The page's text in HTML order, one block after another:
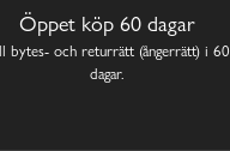
Öppet köp 60 dagar
bytes- och returrätt (ångerrätt) i 60
dagar.